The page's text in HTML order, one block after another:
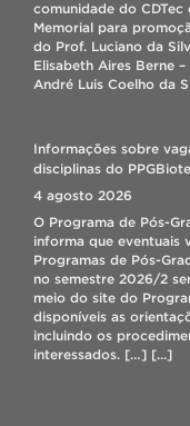
Seleção bolsista IT –
17 julho 2026
Prezados(as)!
correção de
através do Cobalto no
matricula”. Durante o
ajustes na matrícula
porém a efetivação da
[...]
comunidade do CDTec
Memorial para
do Prof. Luciano da
Elisabeth Aires Berne
André Luis Coelho da
Informações sobre
disciplinas do
4 agosto 2026
O Programa de Pós-
informa que eventuais
Programas de Pós-
no semestre 2026/2
meio do site do
disponíveis as
incluindo os
interessados. […] [...]